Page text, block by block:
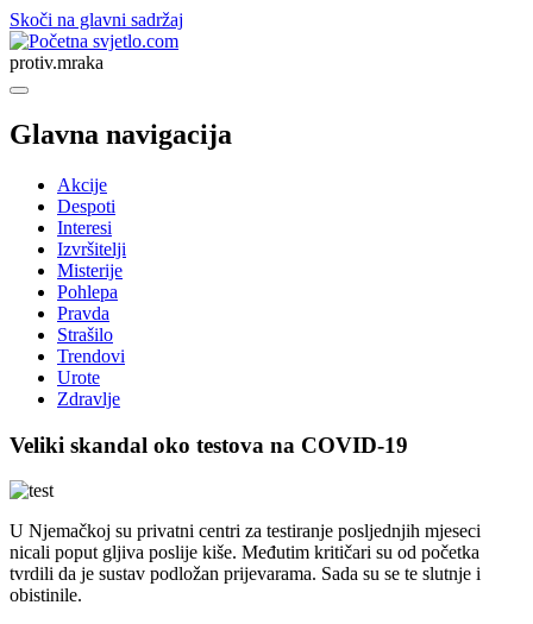
Skoči na glavni sadržaj
svjetlo.com
protiv.mraka
Glavna navigacija
Akcije
Despoti
Interesi
Izvršitelji
Misterije
Pohlepa
Pravda
Strašilo
Trendovi
Urote
Zdravlje
Veliki skandal oko testova na COVID-19
U Njemačkoj su privatni centri za testiranje posljednjih mjeseci
nicali poput gljiva poslije kiše. Međutim kritičari su od početka
tvrdili da je sustav podložan prijevarama. Sada su se te slutnje i
obistinile.